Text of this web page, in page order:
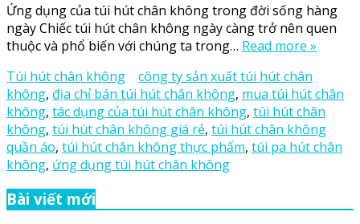
Ứng dụng của túi hút chân không trong đời sống hàng
ngày Chiếc túi hút chân không ngày càng trở nên quen
thuộc và phổ biến với chúng ta trong… Read more »
Túi hút chân không
công ty sản xuất túi hút chân
không, địa chỉ bán túi hút chân không, mua túi hút chân
không, tác dụng của túi hút chân không, túi hút chân
không, túi hút chân không giá rẻ, túi hút chân không
quần áo, túi hút chân không thực phẩm, túi pa hút chân
không, ứng dụng túi hút chân không
Bài viết mới